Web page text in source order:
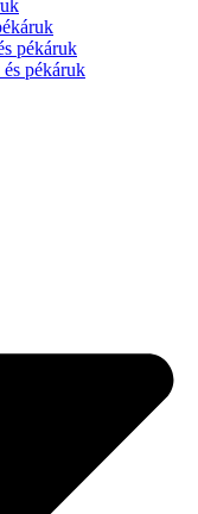
pékáruk
pékáruk